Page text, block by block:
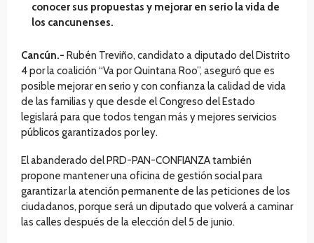
conocer sus propuestas y mejorar en serio la vida de
los cancunenses.
Cancún.- Rubén Treviño, candidato a diputado del Distrito
4 por la coalición “Va por Quintana Roo”, aseguró que es
posible mejorar en serio y con confianza la calidad de vida
de las familias y que desde el Congreso del Estado
legislará para que todos tengan más y mejores servicios
públicos garantizados por ley.
El abanderado del PRD-PAN-CONFIANZA también
propone mantener una oficina de gestión social para
garantizar la atención permanente de las peticiones de los
ciudadanos, porque será un diputado que volverá a caminar
las calles después de la elección del 5 de junio.